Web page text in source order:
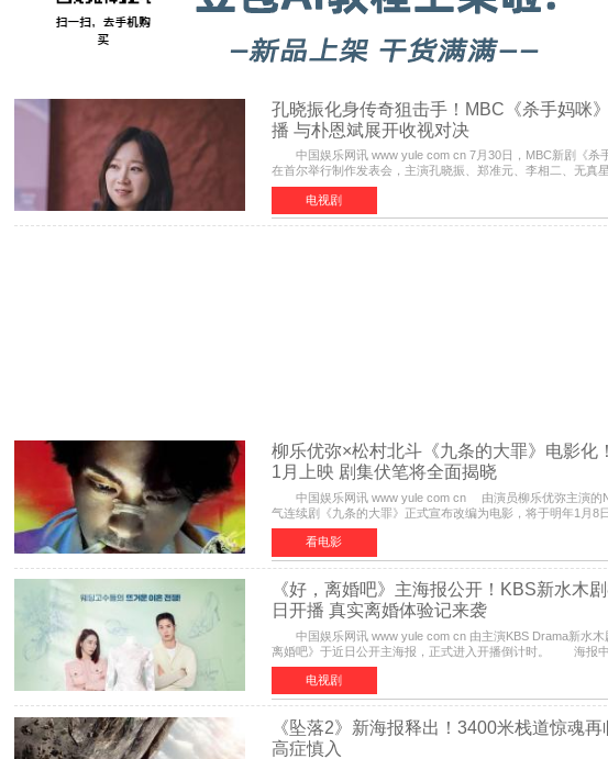
孔晓振化身传奇狙击手！MBC《杀手妈咪
播 与朴恩斌展开收视对决
中国娱乐网讯 www yule com cn 7月30日，MBC新剧《杀手
在首尔举行制作发表会，主演孔晓振、郑准元、李相二、无真
成、李银泉等人一同出席，为新剧宣传造势。这是孔晓振继《毛
电视剧
柳乐优弥×松村北斗《九条的大罪》电影化
1月上映 剧集伏笔将全面揭晓
中国娱乐网讯 www yule com cn 由演员柳乐优弥主演的
气连续剧《九条的大罪》正式宣布改编为电影，将于明年1月8
映。柳乐优弥与SixTONES松村北斗再度联手，为观众带来这部
看电影
《好，离婚吧》主海报公开！KBS新水木
日开播 真实离婚体验记来袭
中国娱乐网讯 www yule com cn 由主演KBS Drama新水木
离婚吧》于近日公开主海报，正式进入开播倒计时。 海报
主角背对背站立，各自望向不同方向，中央的空白与冷漠的表情
电视剧
《坠落2》新海报释出！3400米栈道惊魂再
高症慎入